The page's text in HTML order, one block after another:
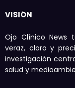
VISIÓN
Ojo Clínico News
veraz, clara y
investigación
salud y